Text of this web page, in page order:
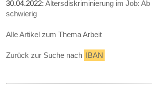
30.04.2022:Altersdiskriminierung im Job: Ab
schwierig
Alle Artikel zum Thema Arbeit
Zurück zur Suche nach IBAN